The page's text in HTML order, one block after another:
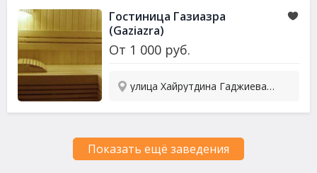
Гостиница Газиазра
(Gaziazra)
От 1 000 руб.
улица Хайрутдина Гаджиева, 26/1
Показать ещё заведения